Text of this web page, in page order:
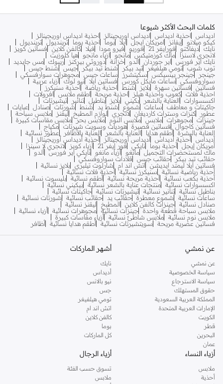
كلمات البحث الأكثر شيوعا
اديداس احذية اديداس اديداس اوريجينالز
احذية اديداس اوريجينالز
كيكو ميلانو
إيفانز امريكان ايجل ايلا بوما احذية بوما ترينديول ترينديول
نايك ديفاكتو فورايفر 21 فوريو فيرو مودا فيلا كالفن كلاين فساتين كويز
لانجري لاسنزا
ماك كوزمتيكس مانجو ازياء مانجو
هيا كلوزيت
نايك اير فورس
اير جوردان الدو خزانة دوروثي بيركنز ريبوك مس جايديد
توب شوب تومي هيلفيغر تيد بيكر شنط تيد بيكر جيس
شنط جيس
جينجر
جينجر بيسيكس سكيتشرز ساعات جيس مجوهرات سوارفسكي
سواروفسكي
ساعات مايكل كورس فساتين ايلا نيو لوك أزياء عربية
فساتين
فساتين سهرة بلايز شنط احذية رياضة
احذية سنيكرز
احذية فلات كعوب واحذية هيلز احذية مريحة اطقم ملابس
افرولات
اكسسوارات
العناية بالشعر بكيني بلايز بناطيل تنانير
تيشيرتات
جاكيتات و معاطف
ساعات شموع شنط يد شنط شورتات صنادل
عبايات
عطور
كنزات وسترات كارديغان لانجري لوازم المطبخ ليقنز
ملابس سباحة
جينزات مجوهرات ملابس ملابس النوم ملابس بحر ملابس مقاسات كبيرة
فساتين كاجوال
فساتين قصيرة هوديات وسويت شيرتات مكياج
العناية بالبشرة أطقم هدايا العناية بالشعر العناية بالأظافر
عطور نسائية
أديداس أحذية أديداس أديداس أوريجينالز
أحذية أديداس أوريجينالز
أمريكان إيجل أحذية بوما نايكي فور إيفر 21 أزياء كويز
لانجري لا سينزا
ماك لمستحضرات التجميل مانغو أزياء مانغو نايكي اير فورس ألدو
حقائب تيد بيكر
حقائب جيس
قلادات سواروفسكي
فساتين ايلا ليمتد ايديشن
اتش اند ام شارلوت تيلبري بلايز نسائية
أحذية رياضية نسائية
سنيكرز نسائية أحذية فلات نسائية
أحذية بكعب نسائية أحذية مريحة نسائية أطقم نسائية بليسوت نسائية
اكسسوارات نسائية منتجات عناية بالشعر نسائية بيكيني نسائية
بناطيل نسائية تنانير نسائية تيشيرتات نسائية جاكيتات نسائية
ساعات نسائية
شموع معطرة حقائب يد حقائب نسائية
شورتات نسائية
صنادل نسائية جينزات كالفن كلاين المطبخ
ليقنز نسائية
ملابس سباحة قطعة واحدة جينزات نسائية مجوهرات نسائية أزياء نسائية
ملابس نوم نسائية ملابس شاطئ نسائية أزياء مقاسات كبيرة
فساتين عصرية مريحة
سويتشيرتات نسائية أطقم هدايا نسائية أظافر
عن نمشي
عن نمشي
سياسة الخصوصية
سياسة الاسترجاع
حقوق المستهلك
المملكة العربية السعودية
الإمارات العربية المتحدة
الكويت
قطر
البحرين
عمان
أشهر الماركات
نايك
أديداس
نيو بالانس
جس
تومي هيلفيغر
اتش اند ام
كالفن كلاين
بوما
كل الماركات
أزياء النساء
ملابس
أحذية
أزياء الرجال
تسوق حسب الفئة
ملابس